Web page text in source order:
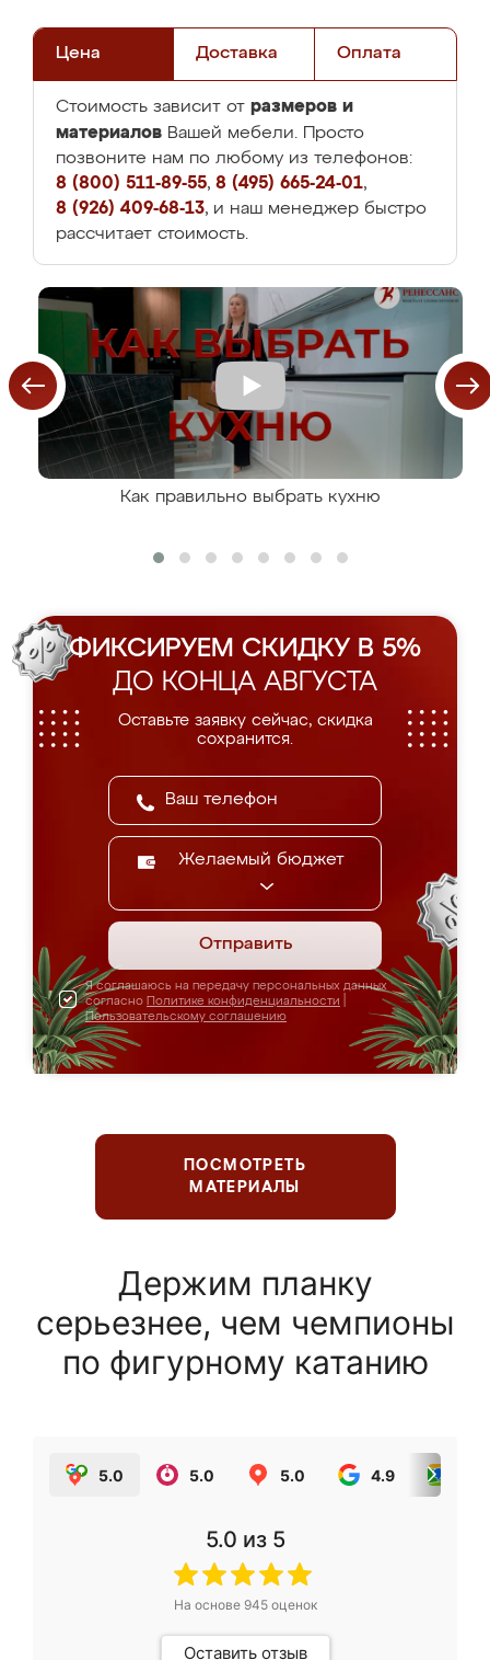
Цена Доставка Оплата
Стоимость зависит от размеров и
материалов Вашей мебели. Просто
позвоните нам по любому из телефонов:
8 (800) 511-89-55, 8 (495) 665-24-01,
8 (926) 409-68-13, и наш менеджер быстро
рассчитает стоимость.
Как правильно выбрать кухню
ФИКСИРУЕМ СКИДКУ В 5%
ДО КОНЦА АВГУСТА
Оставьте заявку сейчас, скидка
сохранится.
Желаемый бюджет
Отправить
Я соглашаюсь на передачу персональных данных
согласно Политике конфиденциальности
Пользовательскому соглашению
ПОСМОТРЕТЬ
МАТЕРИАЛЫ
Держим планку
серьезнее, чем чемпионы
по фигурному катанию
5.0 5.0 5.0 4.9
5.0 из 5
На основе 945оценок
Оставить отзыв